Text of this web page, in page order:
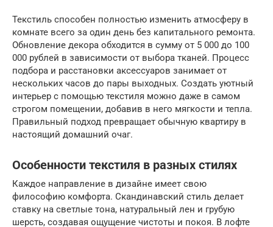
Текстиль способен полностью изменить атмосферу в
комнате всего за один день без капитального ремонта.
Обновление декора обходится в сумму от 5 000 до 100
000 рублей в зависимости от выбора тканей. Процесс
подбора и расстановки аксессуаров занимает от
нескольких часов до пары выходных. Создать уютный
интерьер с помощью текстиля можно даже в самом
строгом помещении, добавив в него мягкости и тепла.
Правильный подход превращает обычную квартиру в
настоящий домашний очаг.
Особенности текстиля в разных стилях
Каждое направление в дизайне имеет свою
философию комфорта. Скандинавский стиль делает
ставку на светлые тона, натуральный лен и грубую
шерсть, создавая ощущение чистоты и покоя. В лофте